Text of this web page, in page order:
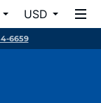
USD
6659